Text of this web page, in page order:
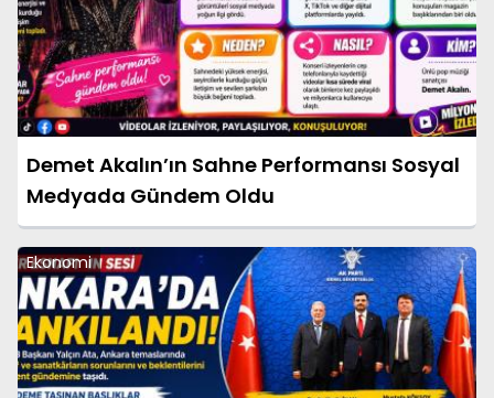
Demet Akalın’ın Sahne Performansı Sosyal
Medyada Gündem Oldu
Ekonomi